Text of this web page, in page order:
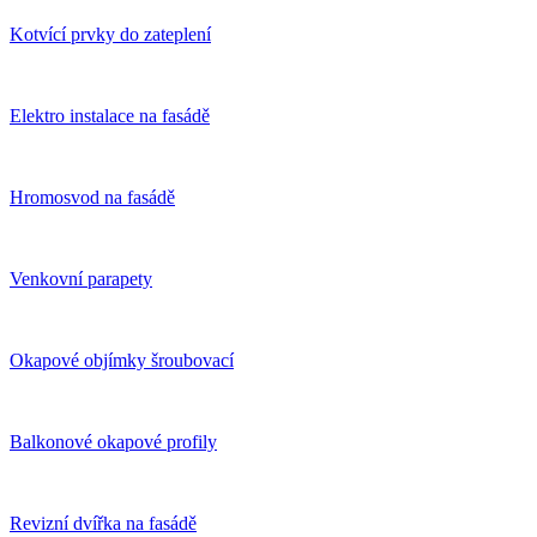
Kotvící prvky do zateplení
Elektro instalace na fasádě
Hromosvod na fasádě
Venkovní parapety
Okapové objímky šroubovací
Balkonové okapové profily
Revizní dvířka na fasádě